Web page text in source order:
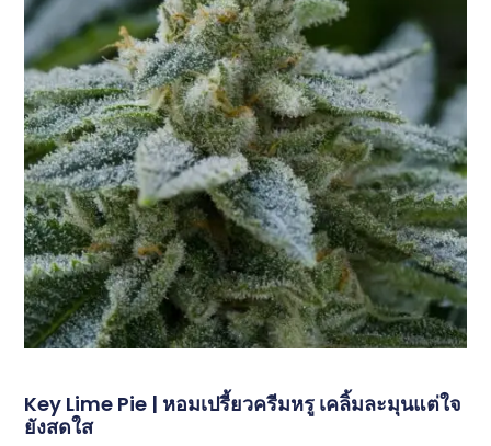
Key Lime Pie | หอมเปรี้ยวครีมหรู เคลิ้มละมุนแต่ใจ
ยังสดใส